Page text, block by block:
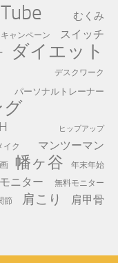
むくみ
キャンペーン
スイッチ
ダイエット
デスクワーク
パーソナルトレーナー
ヒップアップ
イク マンツーマン
幡ヶ谷 年末年始
ニター
無料モニター
節 肩こり 肩甲骨